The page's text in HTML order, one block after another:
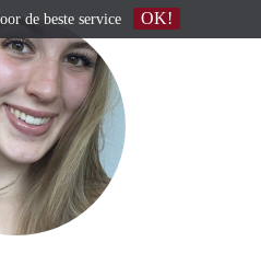
de beste service OK!